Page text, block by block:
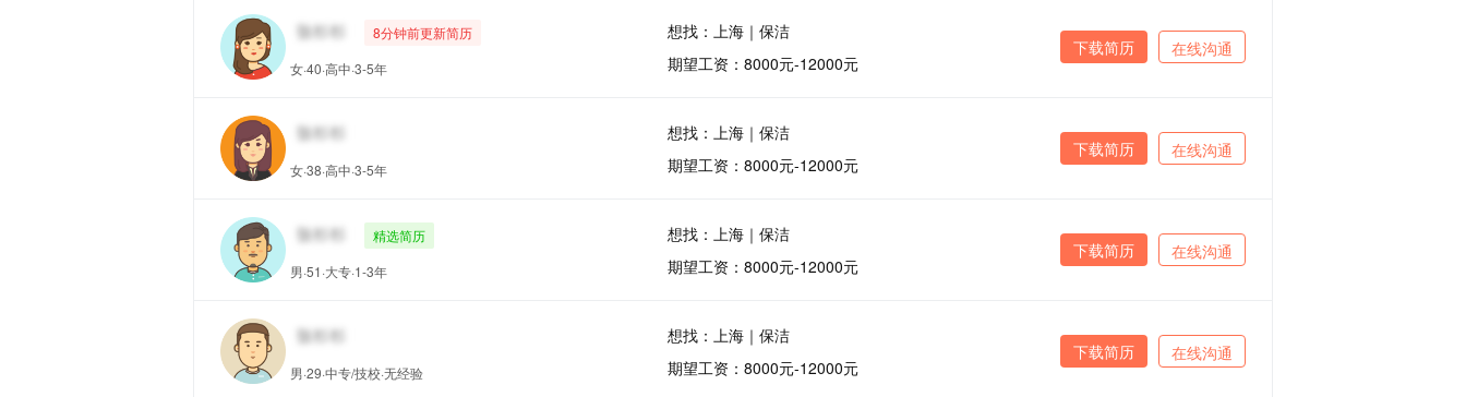
8分钟前更新简历
女·40·高中·3-5年
想找：上海｜保洁
期望工资：8000元-12000元
在线沟通
下载简历
女·38·高中·3-5年
想找：上海｜保洁
期望工资：8000元-12000元
在线沟通
下载简历
精选简历
男·51·大专·1-3年
想找：上海｜保洁
期望工资：8000元-12000元
在线沟通
下载简历
男·29·中专/技校·无经验
想找：上海｜保洁
期望工资：8000元-12000元
在线沟通
下载简历